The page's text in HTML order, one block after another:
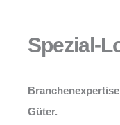
Spezial-
Güter.